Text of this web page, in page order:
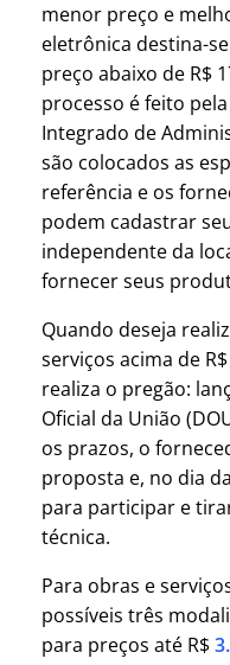
menor preço e
eletrônica destina-
preço abaixo de R$
processo é feito
Integrado de
são colocados as
referência e os
podem cadastrar
independente da
fornecer seus
Quando deseja
serviços acima de
realiza o pregão:
Oficial da União
os prazos, o
proposta e, no dia
para participar e
técnica.
Para obras e
possíveis três
para preços até R$